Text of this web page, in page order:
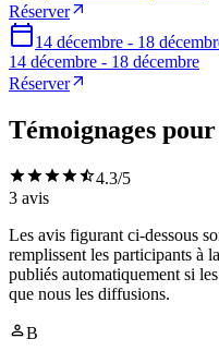
Réserver
14 décembre - 18
14 décembre - 18 décembre
Réserver
Témoignages
4.3/5
3 avis
Les avis figurant ci-dessous
remplissent les participants à
publiés automatiquement si
que nous les diffusions.
B